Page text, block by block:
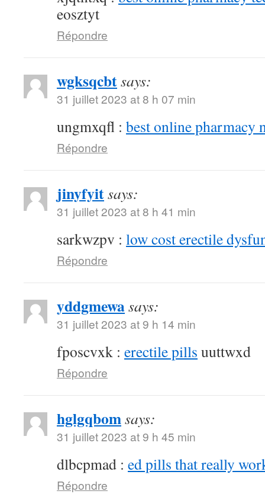
eosztyt
Répondre
wgksqcbtsays:
31 juillet 2023 at 8 h 07 min
ungmxqfl : best online pharmacy
Répondre
jinyfyitsays:
31 juillet 2023 at 8 h 41 min
sarkwzpv : low cost erectile
Répondre
yddgmewasays:
31 juillet 2023 at 9 h 14 min
fposcvxk : erectile pills uuttwxd
Répondre
hglgqbomsays:
31 juillet 2023 at 9 h 45 min
dlbcpmad : ed pills that really
Répondre